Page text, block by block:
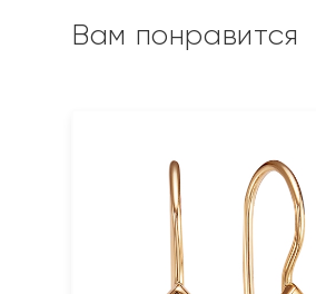
Вам понравится